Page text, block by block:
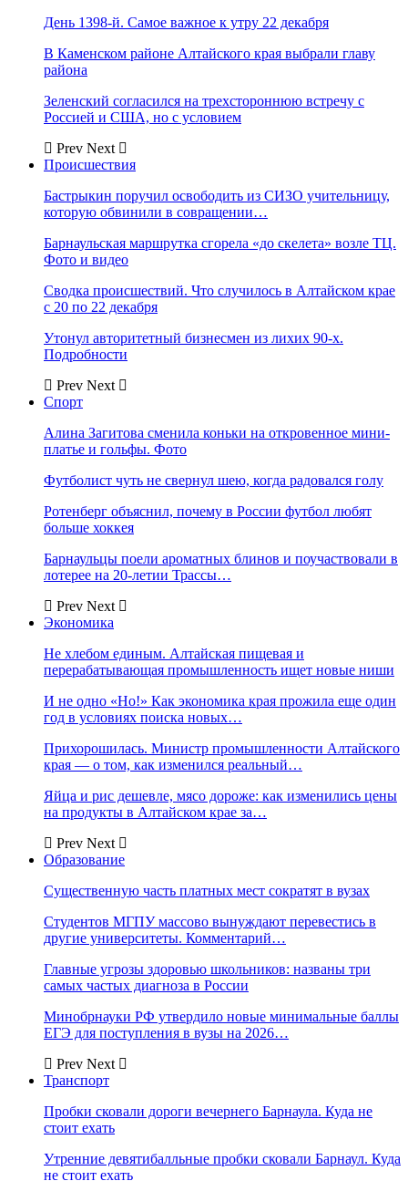
День 1398-й. Самое важное к утру 22 декабря
В Каменском районе Алтайского края выбрали главу
района
Зеленский согласился на трехстороннюю встречу с
Россией и США, но с условием
Prev Next
Происшествия
Бастрыкин поручил освободить из СИЗО учительницу,
которую обвинили в совращении…
Барнаульская маршрутка сгорела «до скелета» возле ТЦ.
Фото и видео
Сводка происшествий. Что случилось в Алтайском крае
с 20 по 22 декабря
Утонул авторитетный бизнесмен из лихих 90-х.
Подробности
Prev Next
Спорт
Алина Загитова сменила коньки на откровенное мини-
платье и гольфы. Фото
Футболист чуть не свернул шею, когда радовался голу
Ротенберг объяснил, почему в России футбол любят
больше хоккея
Барнаульцы поели ароматных блинов и поучаствовали в
лотерее на 20-летии Трассы…
Prev Next
Экономика
Не хлебом единым. Алтайская пищевая и
перерабатывающая промышленность ищет новые ниши
И не одно «Но!» Как экономика края прожила еще один
год в условиях поиска новых…
Прихорошилась. Министр промышленности Алтайского
края — о том, как изменился реальный…
Яйца и рис дешевле, мясо дороже: как изменились цены
на продукты в Алтайском крае за…
Prev Next
Образование
Существенную часть платных мест сократят в вузах
Студентов МГПУ массово вынуждают перевестись в
другие университеты. Комментарий…
Главные угрозы здоровью школьников: названы три
самых частых диагноза в России
Минобрнауки РФ утвердило новые минимальные баллы
ЕГЭ для поступления в вузы на 2026…
Prev Next
Транспорт
Пробки сковали дороги вечернего Барнаула. Куда не
стоит ехать
Утренние девятибалльные пробки сковали Барнаул. Куда
не стоит ехать